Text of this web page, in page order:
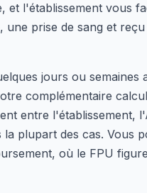
et l'établissement vous
une prise de sang et
jours ou semaines
complémentaire
entre l'établissement,
plupart des cas. Vous
où le FPU